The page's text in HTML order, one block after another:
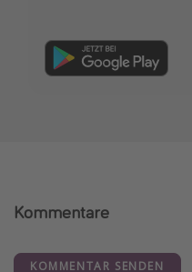
Kommentare
KOMMENTAR SENDEN